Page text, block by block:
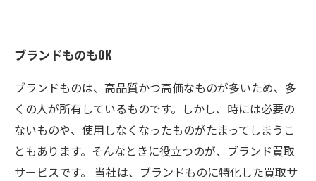
ブランドものもOK
ブランドものは、高品質かつ高価なものが多いため、多
くの人が所有しているものです。しかし、時には必要の
ないものや、使用しなくなったものがたまってしまうこ
ともあります。そんなときに役立つのが、ブランド買取
サービスです。 当社は、ブランドものに特化した買取サ